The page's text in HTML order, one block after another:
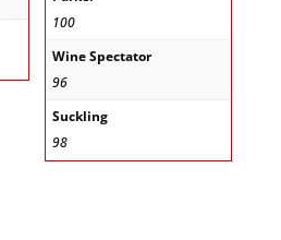
100
Wine Spectator
96
Suckling
98